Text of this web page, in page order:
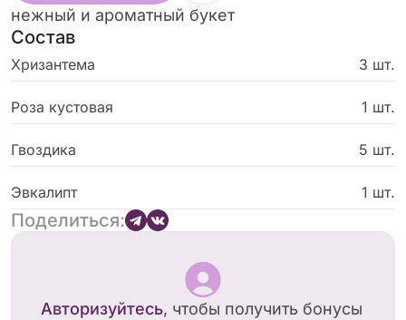
нежный и ароматный букет
Состав
Хризантема 3 шт.
Роза кустовая 1 шт.
Гвоздика 5 шт.
Эвкалипт 1 шт.
Поделиться:
Авторизуйтесь, чтобы получить бонусы